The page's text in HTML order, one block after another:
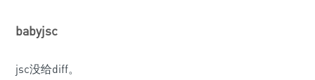
babyjsc
jsc没给diff。